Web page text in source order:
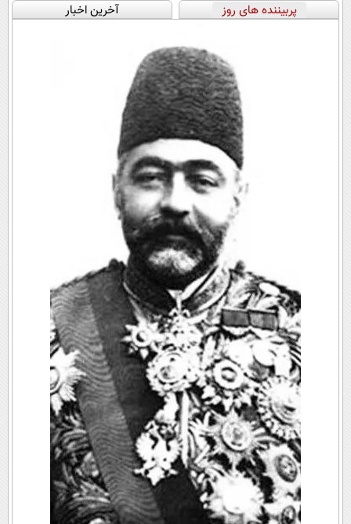
پربیننده های روز آخرین اخبار